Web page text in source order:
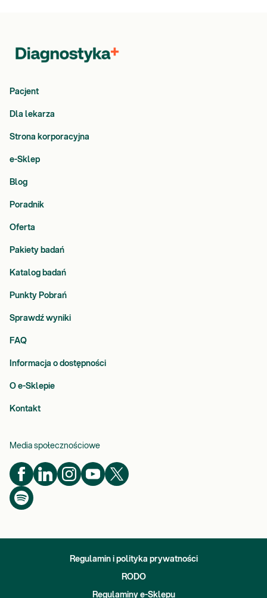
Pacjent
Dla lekarza
Strona korporacyjna
e-Sklep
Blog
Poradnik
Oferta
Pakiety badań
Katalog badań
Punkty Pobrań
Sprawdź wyniki
FAQ
Informacja o dostępności
O e-Sklepie
Kontakt
Media społecznościowe
Regulamin i polityka prywatności
RODO
Regulaminy e-Sklepu